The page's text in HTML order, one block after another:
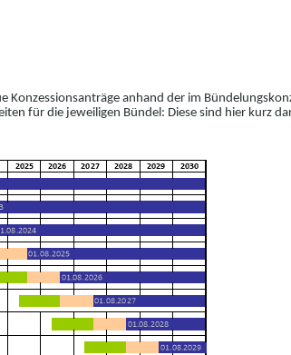
Konzessionsanträge anhand der im
für die jeweiligen Bündel: Diese sind hier kurz